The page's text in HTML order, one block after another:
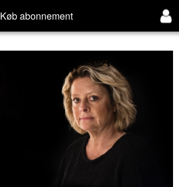
Køb abonnement